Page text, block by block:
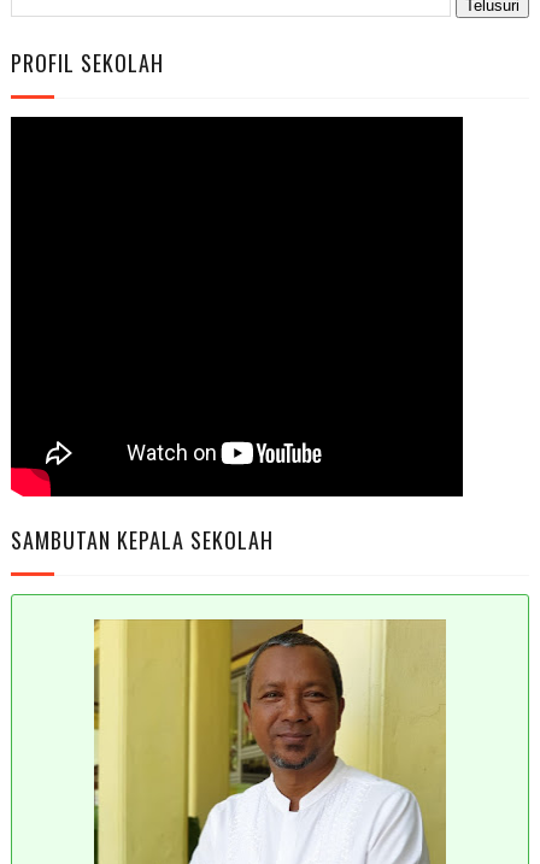
PROFIL SEKOLAH
SAMBUTAN KEPALA SEKOLAH